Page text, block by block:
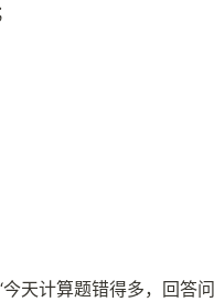
天计算题错得多，回答问